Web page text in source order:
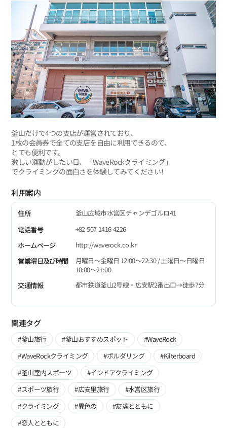
釜山だけで4つの支店が運営されており、
1枚の会員券で全ての支店を自由に利用できるので、
とても便利です。
激しい運動がしたい日、「WaveRockクライミング」
でクライミングの面白さを体験してみてください！
利用案内
住所
釜山広域市水営区チャンデゴルロ41
電話番号
+82-507-1416-4226
ホームページ
http://waverock.co.kr
営業曜日及び時間
月曜日～金曜日 12:00～22:30 / 土曜日～日曜日
10:00～21:00
交通情報
都市鉄道釜山2号線・広安駅2番出口→徒歩7分
関連タグ
#釜山旅行 #釜山おすすめスポット
#WaveRock
#WaveRockクライミング
#ボルダリング
#Kilterboard
#釜山室内スポーツ
#インドアクライミング
#スポーツ旅行
#広安里旅行
#水営区旅行
#クライミング
#異色の
#友達とともに
#恋人とともに